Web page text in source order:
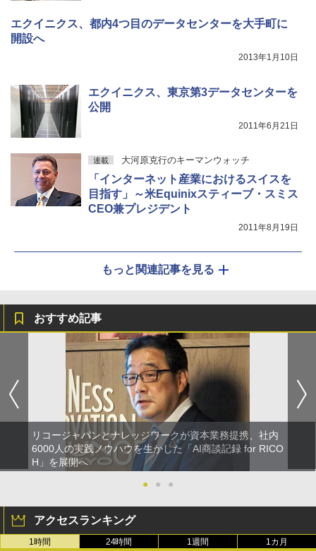
エクイニクス、都内4つ目のデータセンターを大手町に
開設へ
2013年1月10日
エクイニクス、東京第3データセンターを
公開
2011年6月21日
連載 大河原克行のキーマンウォッチ
「インターネット産業におけるスイスを
目指す」～米Equinixスティーブ・スミス
CEO兼プレジデント
2011年8月19日
もっと関連記事を見る
おすすめ記事
リコージャパンとナレッジワークが資本業務提携、社内
6000人の実践ノウハウを生かした「AI商談記録 for RICO
H」を展開へ
●
● ●
アクセスランキング
1時間 24時間 1週間 1カ月